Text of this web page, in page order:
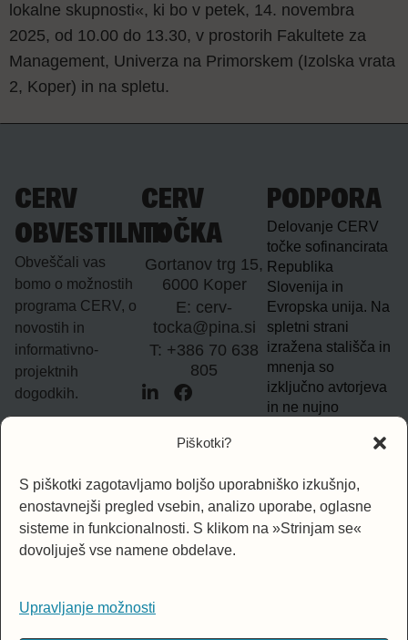
Piškotki?
S piškotki zagotavljamo boljšo uporabniško izkušnjo,
enostavnejši pregled vsebin, analizo uporabe, oglasne
sisteme in funkcionalnosti. S klikom na »Strinjam se«
dovoljuješ vse namene obdelave.
Upravljanje možnosti
lokalne skupnosti«, ki bo v petek, 14. novembra
2025, od 10.00 do 13.30, v prostorih Fakultete za
Management, Univerza na Primorskem (Izolska vrata
2, Koper) in na spletu.
CERV
TOČKA
Gortanov trg 15,
6000 Koper
E: cerv-
tocka@pina.si
T: +386 70 638
805
CERV
OBVESTILNIK
Obveščali vas
bomo o možnostih
programa CERV, o
novostih in
informativno-
projektnih
dogodkih.
PRIJAVA
PODPORA
Delovanje CERV
točke sofinancirata
Republika
Slovenija in
Evropska unija. Na
spletni strani
izražena stališča in
mnenja so
izključno avtorjeva
in ne nujno
unija za izražena
stališča ni
odgovorna.